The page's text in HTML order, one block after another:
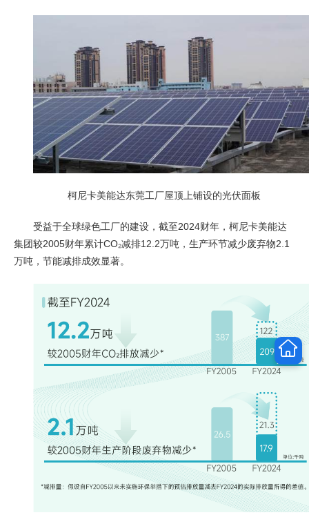
柯尼卡美能达东莞工厂屋顶上铺设的光伏面板
受益于全球绿色工厂的建设，截至2024财年，柯尼卡美能达
集团较2005财年累计CO₂减排12.2万吨，生产环节减少废弃物2.1
万吨，节能减排成效显著。